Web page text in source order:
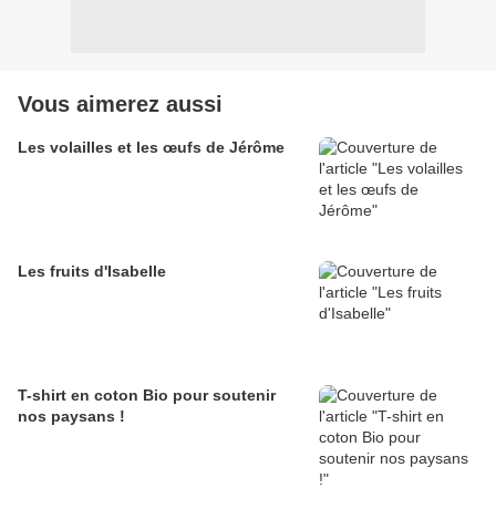
Vous aimerez aussi
Les volailles et les œufs de Jérôme
Les fruits d'Isabelle
T-shirt en coton Bio pour soutenir
nos paysans !